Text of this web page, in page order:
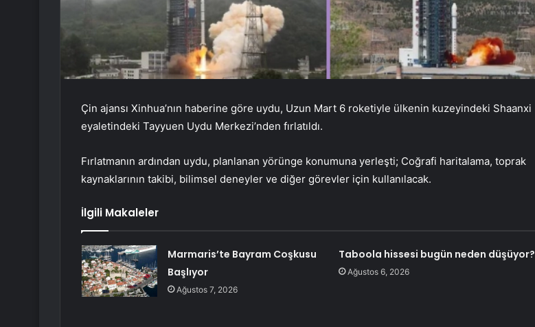
Çin ajansı Xinhua’nın haberine göre uydu, Uzun Mart 6 roketiyle ülkenin kuzeyindeki Shaanxi
eyaletindeki Tayyuen Uydu Merkezi’nden fırlatıldı.
Fırlatmanın ardından uydu, planlanan yörünge konumuna yerleşti; Coğrafi haritalama, toprak
kaynaklarının takibi, bilimsel deneyler ve diğer görevler için kullanılacak.
İlgili Makaleler
Marmaris’te Bayram Coşkusu
Başlıyor
Ağustos 7, 2026
Taboola hissesi bugün neden düşüyor?
Ağustos 6, 2026